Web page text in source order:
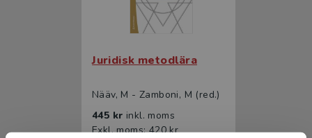
Juridisk metodlära
Nääv, M - Zamboni, M (red.)
445 kr inkl. moms
Exkl. moms: 420 kr